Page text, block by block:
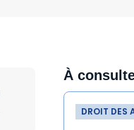
À
DROIT DES